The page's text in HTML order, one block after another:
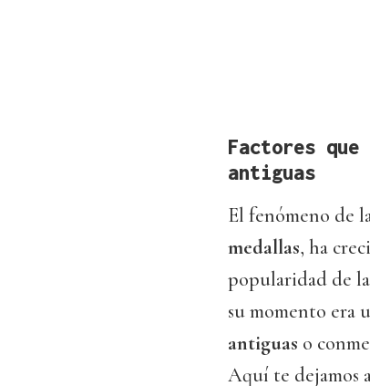
Factores
antiguas
El fenómeno de
medallas, ha
popularidad de
su momento era
antiguas o
Aquí te dejamos